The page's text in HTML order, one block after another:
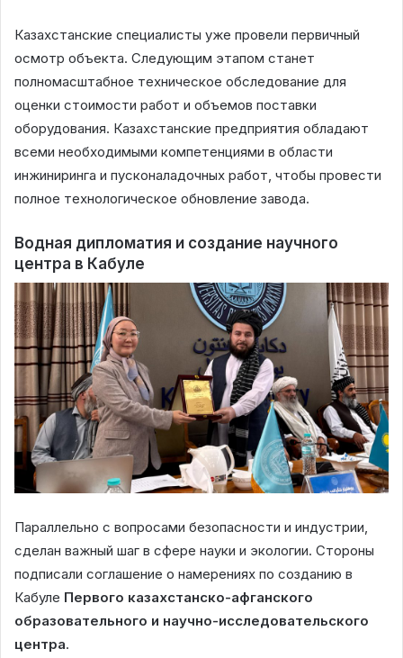
Казахстанские специалисты уже провели первичный
осмотр объекта. Следующим этапом станет
полномасштабное техническое обследование для
оценки стоимости работ и объемов поставки
оборудования. Казахстанские предприятия обладают
всеми необходимыми компетенциями в области
инжиниринга и пусконаладочных работ, чтобы провести
полное технологическое обновление завода.
Водная дипломатия и создание научного
центра в Кабуле
Параллельно с вопросами безопасности и индустрии,
сделан важный шаг в сфере науки и экологии. Стороны
подписали соглашение о намерениях по созданию в
Кабуле Первого казахстанско-афганского
образовательного и научно-исследовательского
центра.